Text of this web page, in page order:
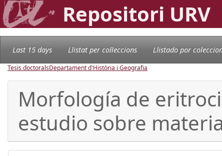
Repositori URV
Last 15 days Llistat per col·leccions Llistado por
Tesis doctoralsDepartament d'Història i Geografia
Morfología de
estudio sobre